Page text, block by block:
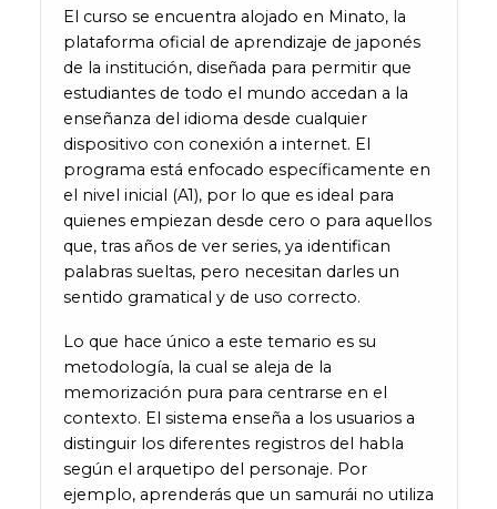
El curso se encuentra alojado en Minato, la
plataforma oficial de aprendizaje de japonés
de la institución, diseñada para permitir que
estudiantes de todo el mundo accedan a la
enseñanza del idioma desde cualquier
dispositivo con conexión a internet. El
programa está enfocado específicamente en
el nivel inicial (A1), por lo que es ideal para
quienes empiezan desde cero o para aquellos
que, tras años de ver series, ya identifican
palabras sueltas, pero necesitan darles un
sentido gramatical y de uso correcto.
Lo que hace único a este temario es su
metodología, la cual se aleja de la
memorización pura para centrarse en el
contexto. El sistema enseña a los usuarios a
distinguir los diferentes registros del habla
según el arquetipo del personaje. Por
ejemplo, aprenderás que un samurái no utiliza